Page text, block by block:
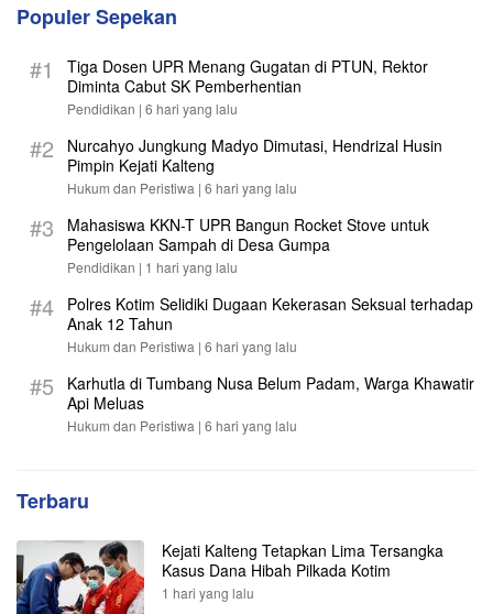
Populer Sepekan
#1
Tiga Dosen UPR Menang Gugatan di PTUN, Rektor
Diminta Cabut SK Pemberhentian
Pendidikan | 6 hari yang lalu
#2
Nurcahyo Jungkung Madyo Dimutasi, Hendrizal Husin
Pimpin Kejati Kalteng
Hukum dan Peristiwa | 6 hari yang lalu
#3
Mahasiswa KKN-T UPR Bangun Rocket Stove untuk
Pengelolaan Sampah di Desa Gumpa
Pendidikan | 1 hari yang lalu
#4
Polres Kotim Selidiki Dugaan Kekerasan Seksual terhadap
Anak 12 Tahun
Hukum dan Peristiwa | 6 hari yang lalu
#5
Karhutla di Tumbang Nusa Belum Padam, Warga Khawatir
Api Meluas
Hukum dan Peristiwa | 6 hari yang lalu
Terbaru
Kejati Kalteng Tetapkan Lima Tersangka
Kasus Dana Hibah Pilkada Kotim
1 hari yang lalu